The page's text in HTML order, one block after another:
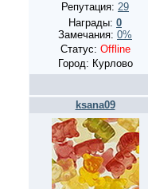
Репутация: 29
Награды: 0
Замечания: 0%
Статус: Offline
Город: Курлово
ksana09